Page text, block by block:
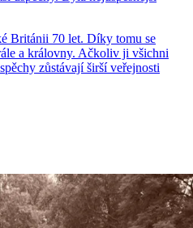
Británii 70 let. Díky tomu se
a královny. Ačkoliv ji všichni
zůstávají širší veřejnosti